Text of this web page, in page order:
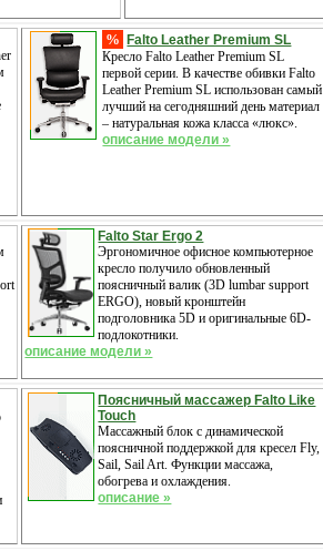
% Falto Leather Premium SL
Кресло Falto Leather Premium SL
первой серии. В качестве обивки Falto
Leather Premium SL использован самый
лучший на сегодняшний день материал
– натуральная кожа класса «люкс».
описание модели »
Falto Star Ergo 2
Эргономичное офисное компьютерное
кресло получило обновленный
поясничный валик (3D lumbar support
ERGO), новый кронштейн
подголовника 5D и оригинальные 6D-
подлокотники.
описание модели »
Поясничный массажер Falto Like
Touch
Массажный блок с динамической
поясничной поддержкой для кресел Fly,
Sail, Sail Art. Функции массажа,
обогрева и охлаждения.
описание »